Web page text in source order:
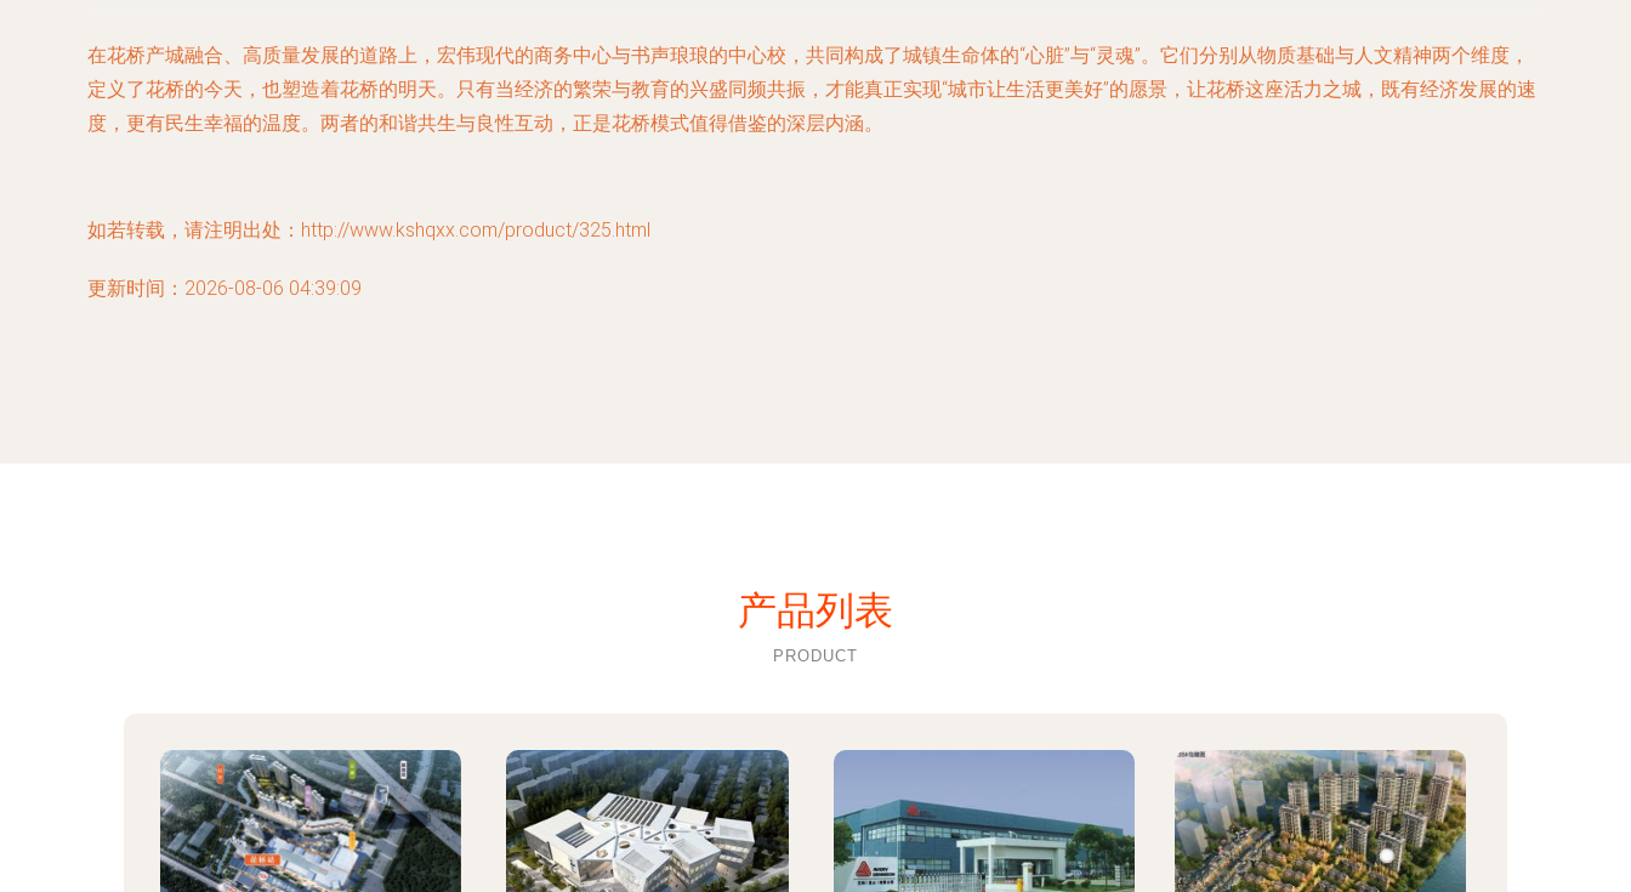
在花桥产城融合、高质量发展的道路上，宏伟现代的商务中心与书声琅琅的中心校，共同构成了城镇生命体的“心脏”与“灵魂”。它们分别从物质基础与人文精神两个维度，
定义了花桥的今天，也塑造着花桥的明天。只有当经济的繁荣与教育的兴盛同频共振，才能真正实现“城市让生活更美好”的愿景，让花桥这座活力之城，既有经济发展的速
度，更有民生幸福的温度。两者的和谐共生与良性互动，正是花桥模式值得借鉴的深层内涵。
如若转载，请注明出处：http://www.kshqxx.com/product/325.html
更新时间：2026-08-06 04:39:09
产品列表
PRODUCT